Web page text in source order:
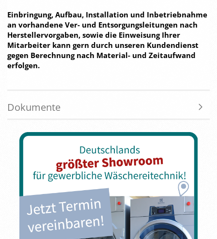
Einbringung, Aufbau, Installation und Inbetriebnahme
an vorhandene Ver- und Entsorgungsleitungen nach
Herstellervorgaben, sowie die Einweisung Ihrer
Mitarbeiter kann gern durch unseren Kundendienst
gegen Berechnung nach Material- und Zeitaufwand
erfolgen.
Dokumente